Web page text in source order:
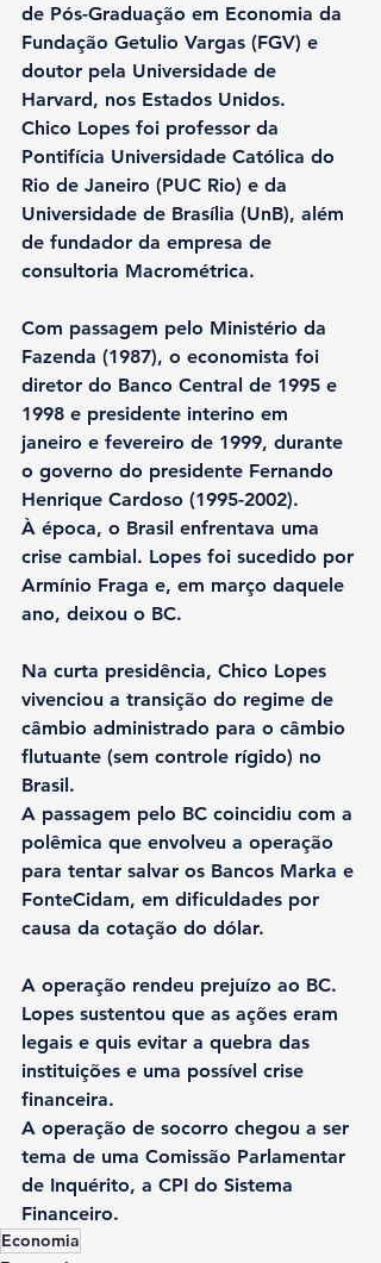
de Pós-Graduação em Economia da
Fundação Getulio Vargas (FGV) e
doutor pela Universidade de
Harvard, nos Estados Unidos.
Chico Lopes foi professor da
Pontifícia Universidade Católica do
Rio de Janeiro (PUC Rio) e da
Universidade de Brasília (UnB), além
de fundador da empresa de
consultoria Macrométrica.
Com passagem pelo Ministério da
Fazenda (1987), o economista foi
diretor do Banco Central de 1995 e
1998 e presidente interino em
janeiro e fevereiro de 1999, durante
o governo do presidente Fernando
Henrique Cardoso (1995-2002).
À época, o Brasil enfrentava uma
crise cambial. Lopes foi sucedido por
Armínio Fraga e, em março daquele
ano, deixou o BC.
Na curta presidência, Chico Lopes
vivenciou a transição do regime de
câmbio administrado para o câmbio
flutuante (sem controle rígido) no
Brasil.
A passagem pelo BC coincidiu com a
polêmica que envolveu a operação
para tentar salvar os Bancos Marka e
FonteCidam, em dificuldades por
causa da cotação do dólar.
A operação rendeu prejuízo ao BC.
Lopes sustentou que as ações eram
legais e quis evitar a quebra das
instituições e uma possível crise
financeira.
A operação de socorro chegou a ser
tema de uma Comissão Parlamentar
de Inquérito, a CPI do Sistema
Financeiro.
Economia